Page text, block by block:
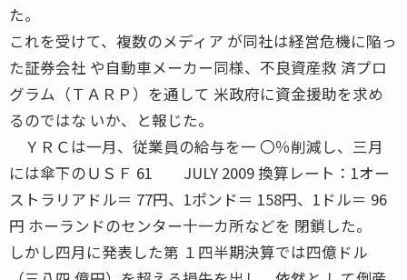
た。
これを受けて、複数のメディア が同社は経営危機に陥っ
た証券会社 や自動車メーカー同様、不良資産救 済プロ
グラム（ＴＡＲＰ）を通して 米政府に資金援助を求め
るのではな いか、と報じた。
ＹＲＣは一月、従業員の給与を一 〇％削減し、三月
には傘下のＵＳＦ 61 JULY 2009 換算レート：1オー
ストラリアドル＝ 77円、1ポンド＝ 158円、1ドル＝ 96
円 ホーランドのセンター十一カ所などを 閉鎖した。
しかし四月に発表した第 １四半期決算では四億ドル